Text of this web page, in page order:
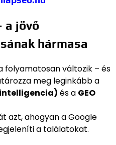
a jövő
hármasa
folyamatosan változik – és
meg leginkább a
és a GEO
azt, ahogyan a Google
a találatokat.